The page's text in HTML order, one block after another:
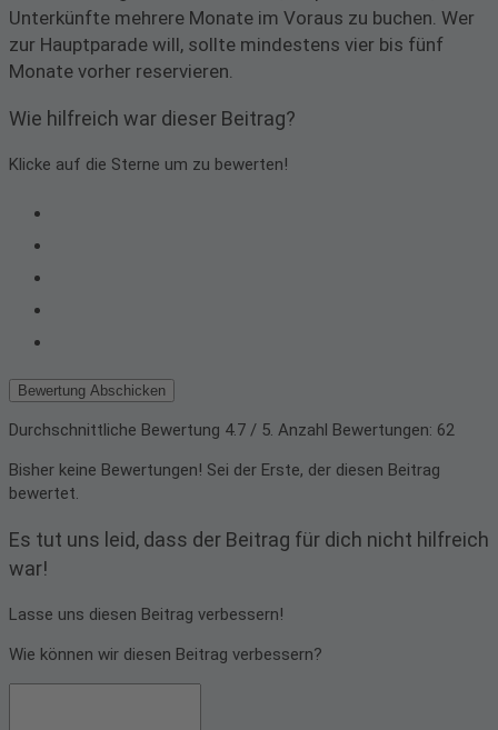
Unterkünfte mehrere Monate im Voraus zu buchen. Wer
zur Hauptparade will, sollte mindestens vier bis fünf
Monate vorher reservieren.
Wie hilfreich war dieser Beitrag?
Klicke auf die Sterne um zu bewerten!
Bewertung Abschicken
Durchschnittliche Bewertung 4.7 / 5. Anzahl Bewertungen: 62
Bisher keine Bewertungen! Sei der Erste, der diesen Beitrag
bewertet.
Es tut uns leid, dass der Beitrag für dich nicht hilfreich
war!
Lasse uns diesen Beitrag verbessern!
Wie können wir diesen Beitrag verbessern?